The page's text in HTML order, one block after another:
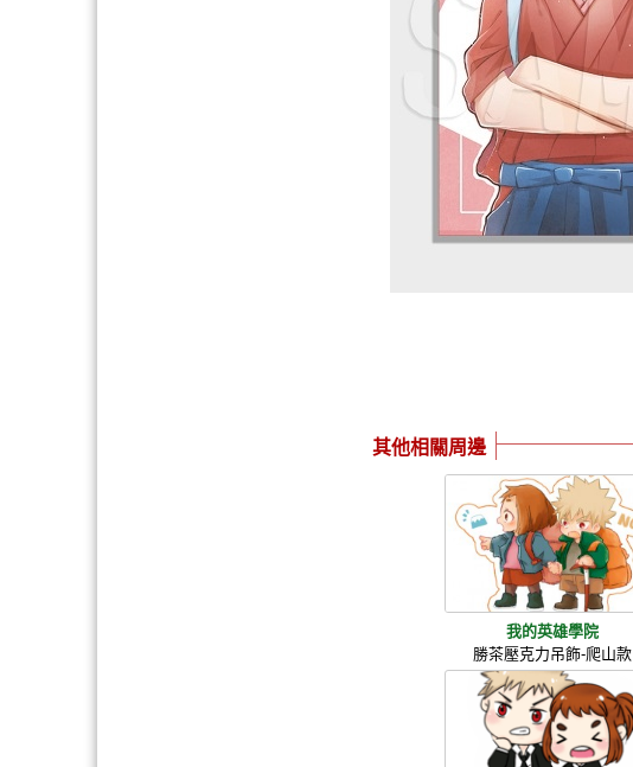
其他相關周邊
我的英雄學院
勝茶壓克力吊飾-爬山款